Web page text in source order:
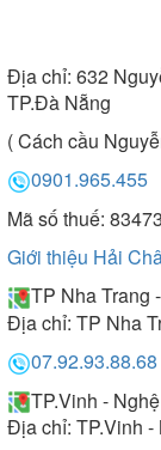
Địa chỉ: 632
TP.Đà Nẵng
( Cách cầu
0901.965.455
Mã số thuế:
Giới thiệu Hải
TP Nha Trang
Địa chỉ: TP Nha
07.92.93.88.68
TP.Vinh -
Địa chỉ: TP.Vinh -